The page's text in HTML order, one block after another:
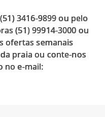
3416-9899 ou pelo
(51) 99914-3000 ou
ofertas semanais
praia ou conte-nos
no e-mail: